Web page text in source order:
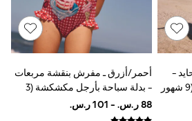
Occasion and
-
بونشو من قماش المناشف (9 شهور
أحمر/أزرق ـ مفرش بنقشة مربعات
- بدلة سباحة بأرجل مكشكشة (3
شهور-10 سنوات)